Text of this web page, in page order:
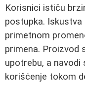
Korisnici ističu
postupka.
primetnom
primena. Proizvod
upotrebu, a navodi
korišćenje tokom